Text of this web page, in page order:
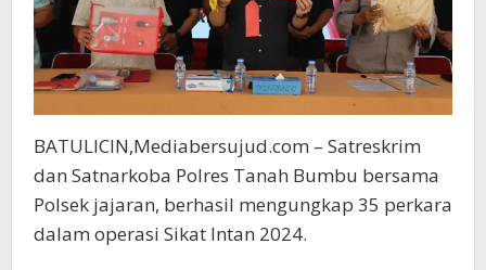
BATULICIN,Mediabersujud.com – Satreskrim
dan Satnarkoba Polres Tanah Bumbu bersama
Polsek jajaran, berhasil mengungkap 35 perkara
dalam operasi Sikat Intan 2024.